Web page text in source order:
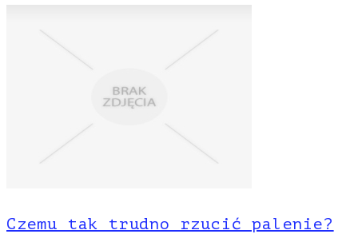
Czemu tak trudno rzucić palenie?